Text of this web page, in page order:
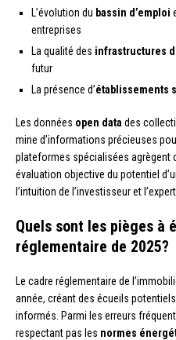
L’évolution du bassin d’emploi
entreprises
La qualité des infrastructures
futur
La présence d’établissements
Les données open data des
mine d’informations précieuses
plateformes spécialisées agrègent
évaluation objective du potentiel
l’intuition de l’investisseur et
Quels sont les pièges à
réglementaire de 2025?
Le cadre réglementaire de
année, créant des écueils
informés. Parmi les erreurs
respectant pas les normes